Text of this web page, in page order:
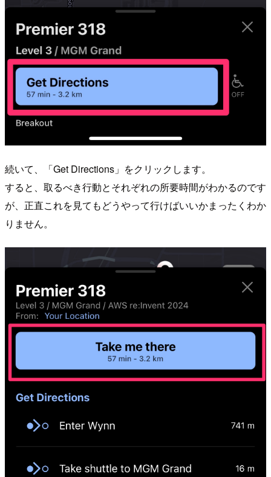
続いて、「Get Directions」をクリックします。
すると、取るべき行動とそれぞれの所要時間がわかるのです
が、正直これを見てもどうやって行けばいいかまったくわか
りません。